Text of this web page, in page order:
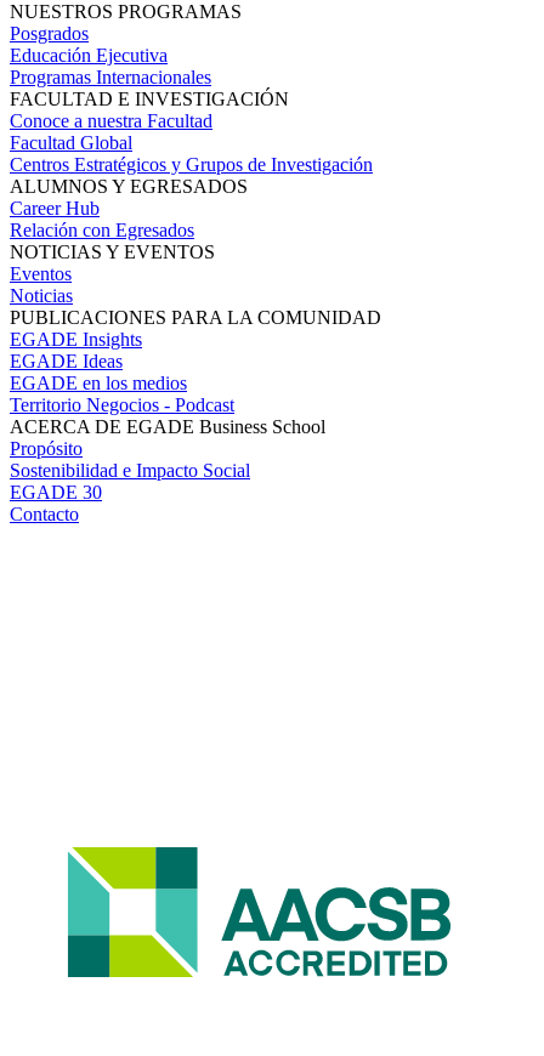
NUESTROS PROGRAMAS
Posgrados
Educación Ejecutiva
Programas Internacionales
FACULTAD E INVESTIGACIÓN
Conoce a nuestra Facultad
Facultad Global
Centros Estratégicos y Grupos de Investigación
ALUMNOS Y EGRESADOS
Career Hub
Relación con Egresados
NOTICIAS Y EVENTOS
Eventos
Noticias
PUBLICACIONES PARA LA COMUNIDAD
EGADE Insights
EGADE Ideas
EGADE en los medios
Territorio Negocios - Podcast
ACERCA DE EGADE Business School
Propósito
Sostenibilidad e Impacto Social
EGADE 30
Contacto